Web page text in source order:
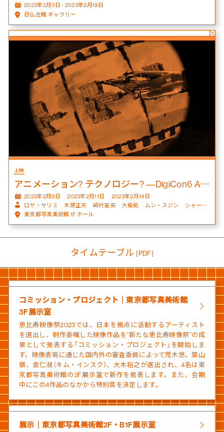
2023年2月3日 - 2023年2月19日
日仏会館 ギャラリー
上映
アニメーション? テクノロジー? ―DigiCon6 ASIA
2023年2月8日 2023年2月11日
2023年2月14日
ロヤ・サリミ
木原正天 﨑村宙央 大柴拓 ムン・スジン
シャー・フェイ
東京都写真美術館 1F ホール
タイムテーブル [PDF]
コミッション・プロジェクト｜東京都写真美術館
3F展示室
恵比寿映像祭2023では、日本を拠点に活動するアーティスト
を選出し、制作委嘱した映像作品を“新たな恵比寿映像祭”の成
果として発表する「コミッション・プロジェクト」を開始しま
す。映像表現に通じた国内外の審査委員によって荒木悠、葉山
嶺、金仁淑（キム・インスク）、大木裕之が選出され、4名は東
京都写真美術館の3F展示室で新作を発表します。また、会期
中にこの4作品のなかから特別賞を決定します。
展示｜東京都写真美術館2F・B1F展示室